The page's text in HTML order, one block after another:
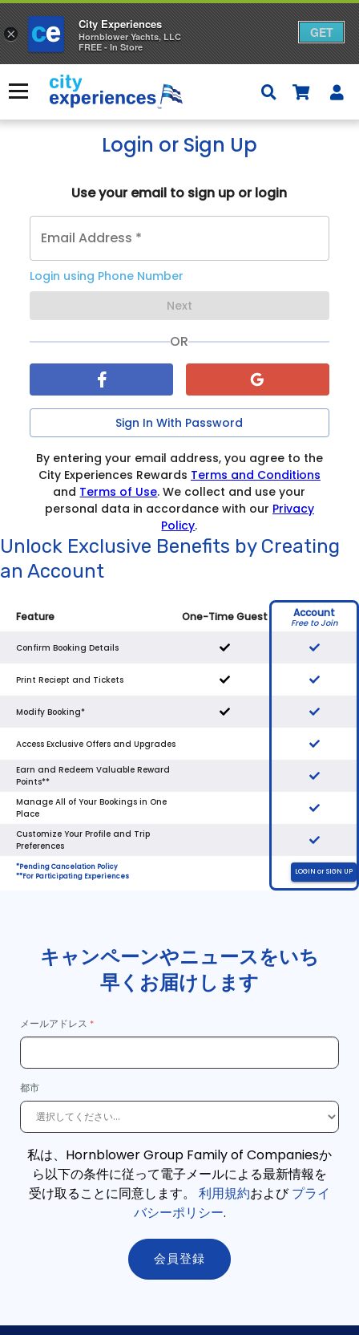
ス
メニュー
キャンペーンやニュースをいち
早くお届けします
メールアドレス
都市
私は、Hornblower Group Family of Companiesか
ら以下の条件に従って電子メールによる最新情報を
受け取ることに同意します。 利用規約およびプライ
バシーポリシー.
×
City Experiences
Hornblower Yachts, LLC
FREE - In Store
GET